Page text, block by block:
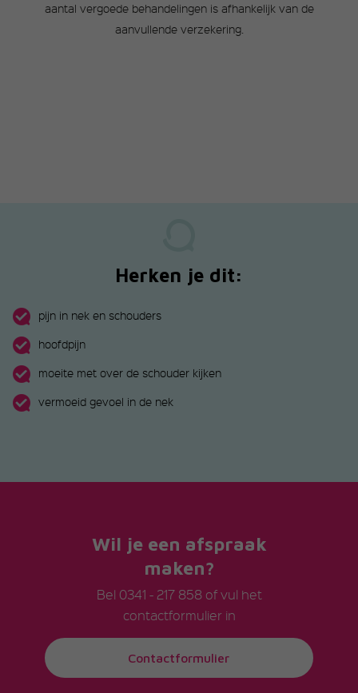
aantal vergoede behandelingen is afhankelijk van de
aanvullende verzekering.
Herken je dit:
pijn in nek en schouders
hoofdpijn
moeite met over de schouder kijken
vermoeid gevoel in de nek
Wil je een afspraak
maken?
Bel 0341 - 217 858of vul het
contactformulier in
Contactformulier